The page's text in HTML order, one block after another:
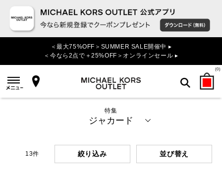
＜最大75%OFF＞SUMMER SALE開催中 ▸
＜今なら2点で＋25%OFF＞オンラインセール ▸
(0)
特集
ジャカード
13件 絞り込み